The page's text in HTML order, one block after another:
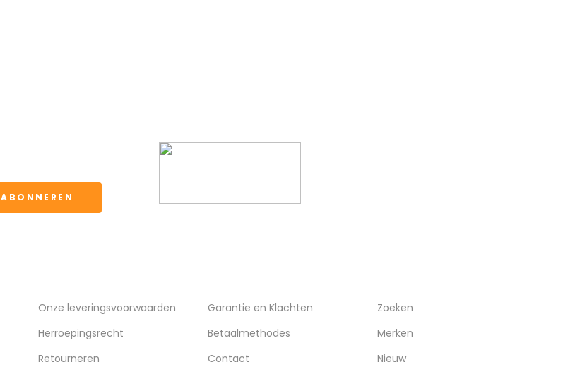
ABONNEREN
Onze leveringsvoorwaarden
Herroepingsrecht
Retourneren
Garantie en Klachten
Betaalmethodes
Contact
Zoeken
Merken
Nieuw